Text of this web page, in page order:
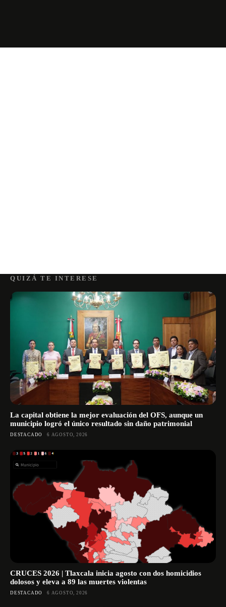
QUIZÁ TE INTERESE
La capital obtiene la mejor evaluación del OFS, aunque un
municipio logró el único resultado sin daño patrimonial
DESTACADO 6 AGOSTO, 2026
CRUCES 2026 | Tlaxcala inicia agosto con dos homicidios
dolosos y eleva a 89 las muertes violentas
DESTACADO 6 AGOSTO, 2026